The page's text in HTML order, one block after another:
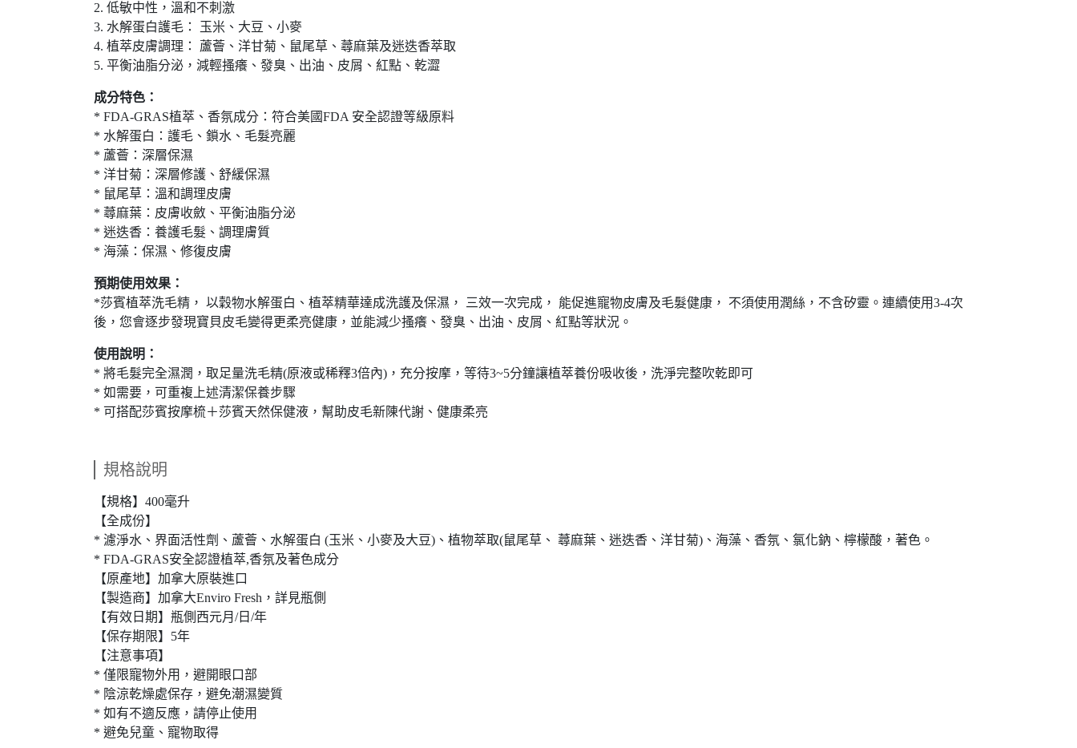
2. 低敏中性，溫和不刺激
3. 水解蛋白護毛： 玉米、大豆、小麥
4. 植萃皮膚調理： 蘆薈、洋甘菊、鼠尾草、蕁麻葉及迷迭香萃取
5. 平衡油脂分泌，減輕搔癢、發臭、出油、皮屑、紅點、乾澀
成分特色：
* FDA-GRAS植萃、香氛成分：符合美國FDA 安全認證等級原料
* 水解蛋白：護毛、鎖水、毛髮亮麗
* 蘆薈：深層保濕
* 洋甘菊：深層修護、舒緩保濕
* 鼠尾草：溫和調理皮膚
* 蕁麻葉：皮膚收斂、平衡油脂分泌
* 迷迭香：養護毛髮、調理膚質
* 海藻：保濕、修復皮膚
預期使用效果：
*莎賓植萃洗毛精， 以穀物水解蛋白、植萃精華達成洗護及保濕， 三效一次完成， 能促進寵物皮膚及毛髮健康， 不須使用潤絲，不含矽靈。連續使用3-4次
後，您會逐步發現寶貝皮毛變得更柔亮健康，並能減少搔癢、發臭、出油、皮屑、紅點等狀況。
使用說明：
* 將毛髮完全濕潤，取足量洗毛精(原液或稀釋3倍內)，充分按摩，等待3~5分鐘讓植萃養份吸收後，洗淨完整吹乾即可
* 如需要，可重複上述清潔保養步驟
* 可搭配莎賓按摩梳＋莎賓天然保健液，幫助皮毛新陳代謝、健康柔亮
規格說明
【規格】400毫升
【全成份】
* 濾淨水、界面活性劑、蘆薈、水解蛋白 (玉米、小麥及大豆)、植物萃取(鼠尾草、 蕁麻葉、迷迭香、洋甘菊)、海藻、香氛、氯化鈉、檸檬酸，著色。
* FDA-GRAS安全認證植萃,香氛及著色成分
【原產地】加拿大原裝進口
【製造商】加拿大Enviro Fresh，詳見瓶側
【有效日期】瓶側西元月/日/年
【保存期限】5年
【注意事項】
* 僅限寵物外用，避開眼口部
* 陰涼乾燥處保存，避免潮濕變質
* 如有不適反應，請停止使用
* 避免兒童、寵物取得